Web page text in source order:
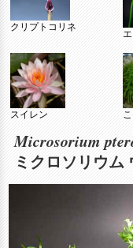
クリプトコリネ
スイレン
Microsorium
ミクロソリウム